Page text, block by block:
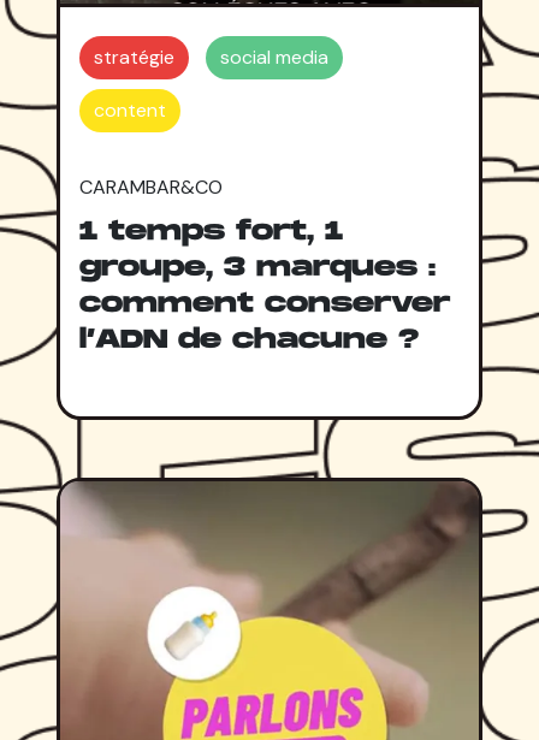
stratégie social media
content
CARAMBAR&CO
1 temps fort, 1
groupe, 3 marques :
comment conserver
l’ADN de chacune ?